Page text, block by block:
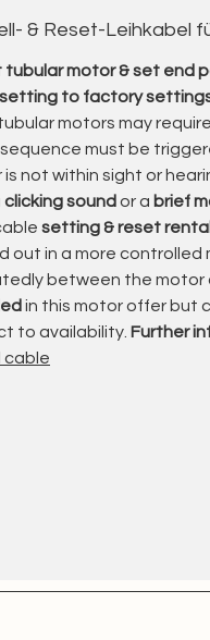
um
und selbst bei
JA Soft:sind
– ideal für
und Aufbereitung im
und Laufverhalten
Endabschaltung
der Anschlussleitung
werden bei Bedarf
wieder einsatzbereit ist.
präzise
Blockantriebe –
& Reset-Leihkabel
tubular motor & set end
to factory
motors may
must be
not within sight or
clicking soundor a brief
setting & reset
out in a more
between the motor
in this motor offer but
to availability. Further
cable